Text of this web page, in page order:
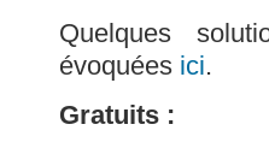
Quelques
évoquées ici.
Gratuits :